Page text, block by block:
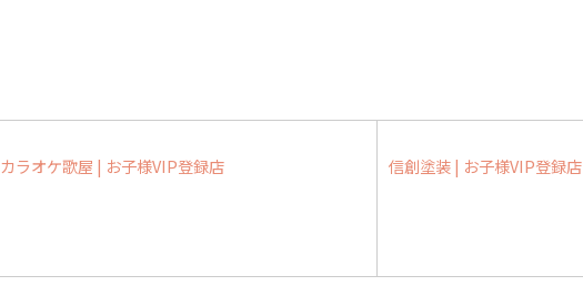
カラオケ歌屋 | お子様VIP登録店
信創塗装 | お子様VIP登録店